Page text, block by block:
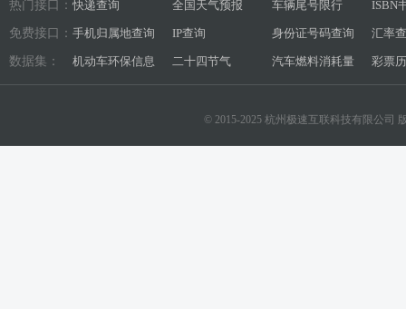
热门接口： 快递查询 全国天气预报 车辆尾号限行 ISBN
免费接口： 手机归属地查询 IP查询 身份证号码查询 汇率
数据集： 机动车环保信息 二十四节气 汽车燃料消耗量 彩票
© 2015-2025 杭州极速互联科技有限公司